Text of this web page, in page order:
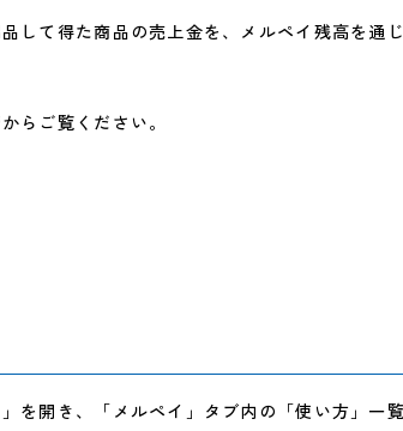
して得た商品の売上金を、メルペイ残高を通
からご覧ください。
開き、「メルペイ」タブ内の「使い方」一